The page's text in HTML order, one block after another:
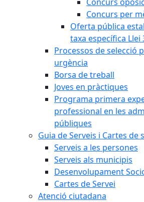
Concurs per
Oferta pública
taxa específica Llei
Processos de selecció
urgència
Borsa de treball
Joves en pràctiques
Programa primera
professional en les
públiques
Guia de Serveis i Cartes de
Serveis a les persones
Serveis als municipis
Desenvolupament
Cartes de Servei
Atenció ciutadana